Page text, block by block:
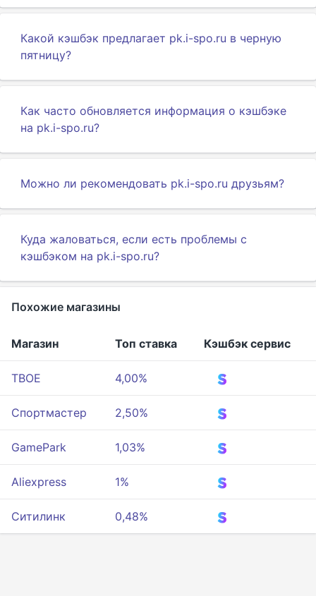
Какой кэшбэк предлагает pk.i-spo.ru в черную
пятницу?
Как часто обновляется информация о кэшбэке
на pk.i-spo.ru?
Можно ли рекомендовать pk.i-spo.ru друзьям?
Куда жаловаться, если есть проблемы с
кэшбэком на pk.i-spo.ru?
Похожие магазины
Магазин Топ ставка Кэшбэк сервис
ТВОЕ 4,00%
Спортмастер 2,50%
GamePark 1,03%
Aliexpress 1%
Ситилинк 0,48%